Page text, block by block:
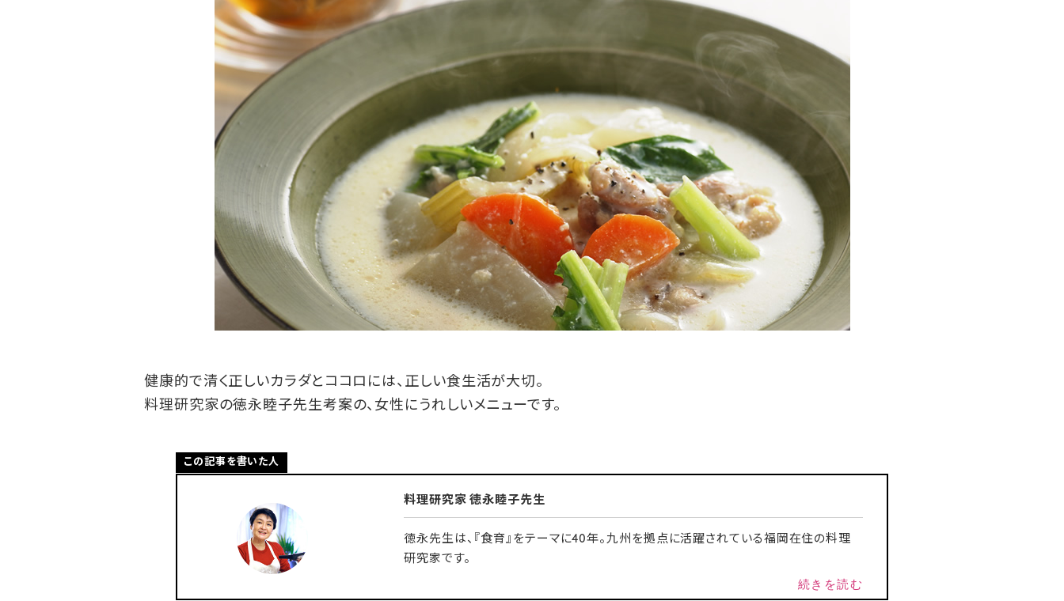
健康的で清く正しいカラダとココロには、正しい食生活が大切。
料理研究家の徳永睦子先生考案の、女性にうれしいメニューです。
この記事を書いた人
料理研究家 徳永睦子先生
徳永先生は、『食育』をテーマに40年。九州を拠点に活躍されている福岡在住の料理
研究家です。
続きを読む